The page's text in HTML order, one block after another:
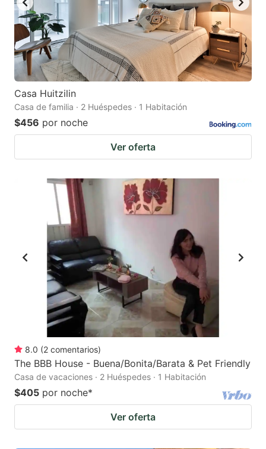
Casa Huitzilin
Casa de familia · 2 Huéspedes · 1 Habitación
$456 por noche
Ver oferta
8.0 (2 comentarios)
The BBB House - Buena/Bonita/Barata & Pet Friendly
Casa de vacaciones · 2 Huéspedes · 1 Habitación
$405 por noche*
Ver oferta